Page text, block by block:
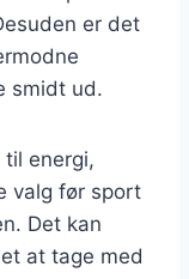
er det
smidt ud.
energi,
valg før sport
Det kan
at tage med